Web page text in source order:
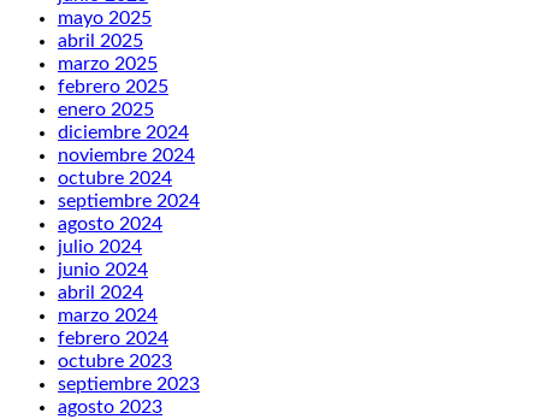
mayo 2025
abril 2025
marzo 2025
febrero 2025
enero 2025
diciembre 2024
noviembre 2024
octubre 2024
septiembre 2024
agosto 2024
julio 2024
junio 2024
abril 2024
marzo 2024
febrero 2024
octubre 2023
septiembre 2023
agosto 2023